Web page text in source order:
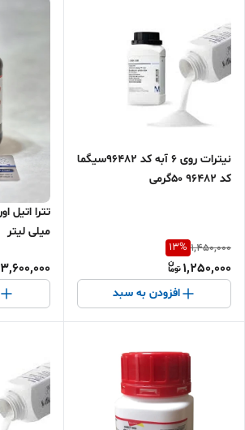
نیترات روی 6 آبه کد 96482سیگما
کد 96482 50گرمی
1,450,000
13%
1,250,000
افزودن به سبد
میلی لیتر
3,600,000